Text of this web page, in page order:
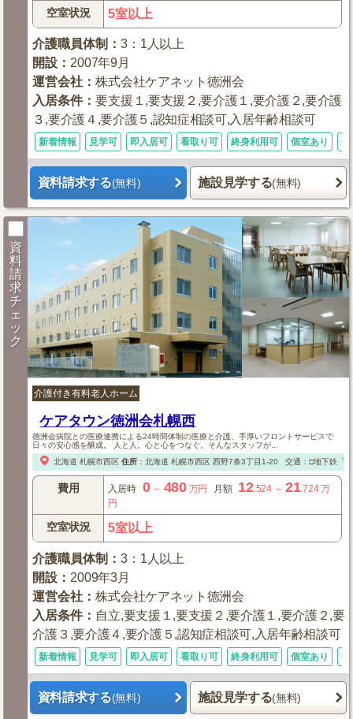
空室状況 5室以上
介護職員体制 ：3：1人以上
開設 ：2007年9月
運営会社 ：株式会社ケアネット徳洲会
入居条件：要支援１,要支援２,要介護１,要介護２,要介護
３,要介護４,要介護５,認知症相談可,入居年齢相談可
新着情報 見学可 即入居可 看取り可 終身利用可 個室あり 体
資料請求する(無料) 施設見学する(無料)
資
料
請
求
チ
ェ
ッ
ク
介護付き有料老人ホーム
ケアタウン徳洲会札幌西
徳洲会病院との医療連携による24時間体制の医療と介護、手厚いフロントサービスで
日々の安心感を醸成。 人と人。心と心をつなぐ。そんなスタッフが...
北海道 札幌市西区 住所： 北海道 札幌市西区西野7条3丁目1-20 交通：□地下鉄「
費用 入居時 0～ 480 万円 月額 12.524～21.724万
円
空室状況 5室以上
介護職員体制 ：3：1人以上
開設 ： 2009年3月
運営会社 ：株式会社ケアネット徳洲会
入居条件： 自立,要支援１,要支援２,要介護１,要介護２,要
介護３,要介護４,要介護５,認知症相談可,入居年齢相談可
新着情報 見学可 即入居可 看取り可 終身利用可 個室あり 体
資料請求する(無料) 施設見学する(無料)